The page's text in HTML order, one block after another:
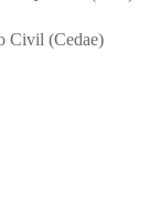
Civil (Cedae)